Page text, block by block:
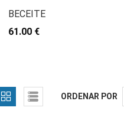
BECEITE
61.00 €
ORDENAR POR